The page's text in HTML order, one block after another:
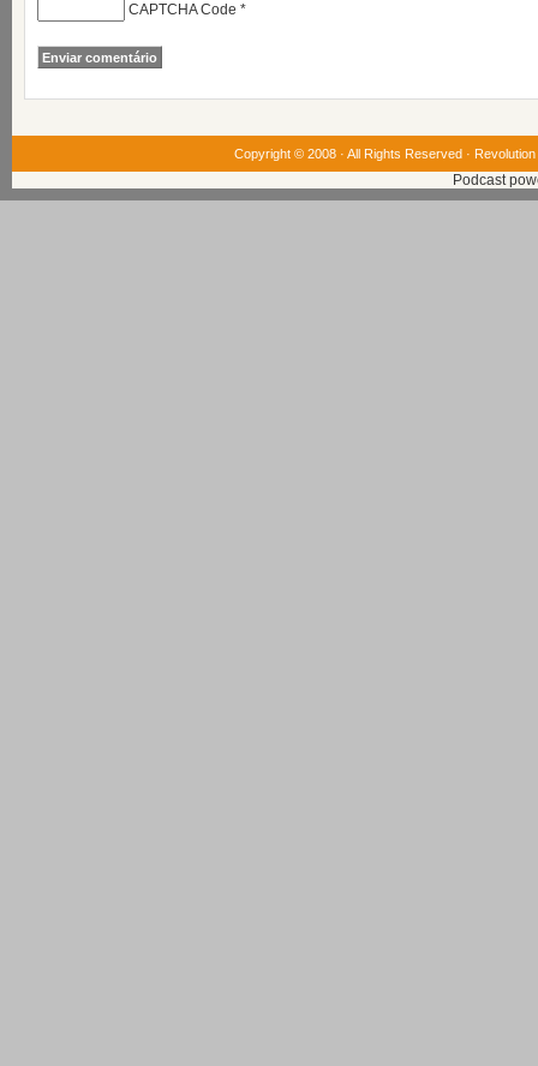
CAPTCHA Code *
Copyright © 2008 · All Rights Reserved ·
Podcast